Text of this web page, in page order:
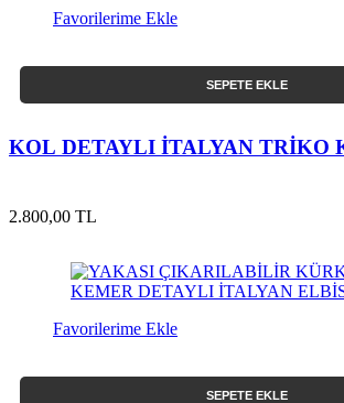
Favorilerime Ekle
SEPETE EKLE
KOL DETAYLI İTALYAN TRİKO
2.800,00 TL
Favorilerime Ekle
SEPETE EKLE